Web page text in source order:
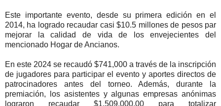
Este importante evento, desde su primera edición en el
2014, ha logrado recaudar casi $10.5 millones de pesos par
mejorar la calidad de vida de los envejecientes del
mencionado Hogar de Ancianos.
En este 2024 se recaudó $741,000 a través de la inscripción
de jugadores para participar el evento y aportes directos de
patrocinadores antes del torneo. Además, durante la
premiación, los asistentes y algunas empresas anónimas
lograron recaudar $1,509,000.00 para totalizar